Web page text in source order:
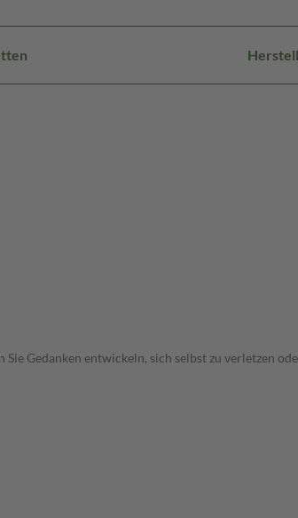
Gedanken entwickeln, sich selbst zu verletzen